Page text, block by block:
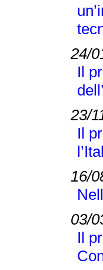
24/
Il
23/
Il
16/
03/
Il